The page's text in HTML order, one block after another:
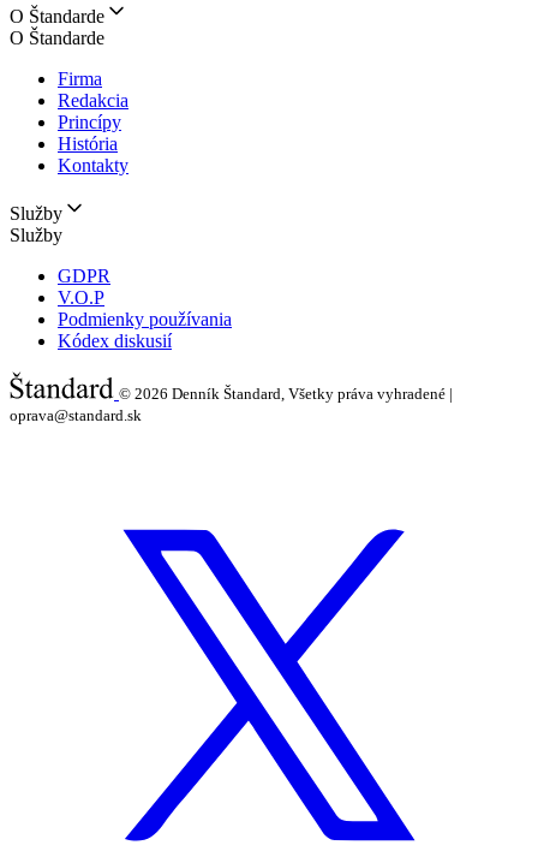
O Štandarde
O Štandarde
Firma
Redakcia
Princípy
História
Kontakty
Služby
Služby
GDPR
V.O.P
Podmienky používania
Kódex diskusií
© 2026 Denník Štandard, Všetky práva vyhradené |
oprava@standard.sk